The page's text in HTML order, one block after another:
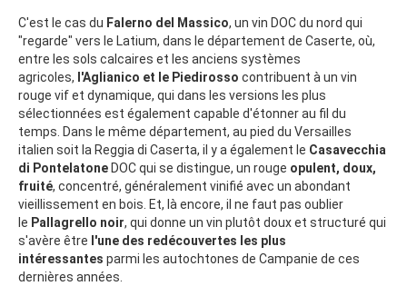
C'est le cas du Falerno del Massico, un vin DOC du nord qui
"regarde" vers le Latium, dans le département de Caserte, où,
entre les sols calcaires et les anciens systèmes
agricoles, l'Aglianico et le Piedirosso contribuent à un vin
rouge vif et dynamique, qui dans les versions les plus
sélectionnées est également capable d'étonner au fil du
temps. Dans le même département, au pied du Versailles
italien soit la Reggia di Caserta, il y a également le Casavecchia
di Pontelatone DOC qui se distingue, un rouge opulent, doux,
fruité, concentré, généralement vinifié avec un abondant
vieillissement en bois. Et, là encore, il ne faut pas oublier
le Pallagrello noir, qui donne un vin plutôt doux et structuré qui
s'avère être l'une des redécouvertes les plus
intéressantes parmi les autochtones de Campanie de ces
dernières années.